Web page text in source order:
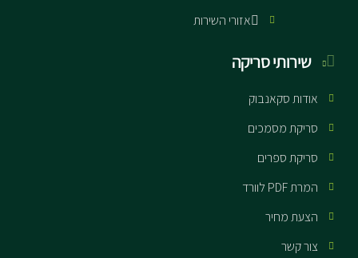
אזורי השירות
שירותי סריקה
אודות סקאנבוק
סריקת מסמכים
סריקת ספרים
המרת PDF לוורד
הצעת מחיר
צור קשר